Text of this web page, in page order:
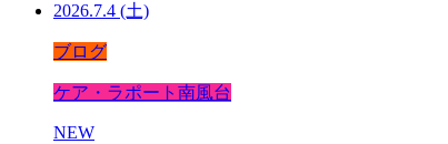
2026.7.4 (土)
ブログ
ケア・ラポート南風台
NEW